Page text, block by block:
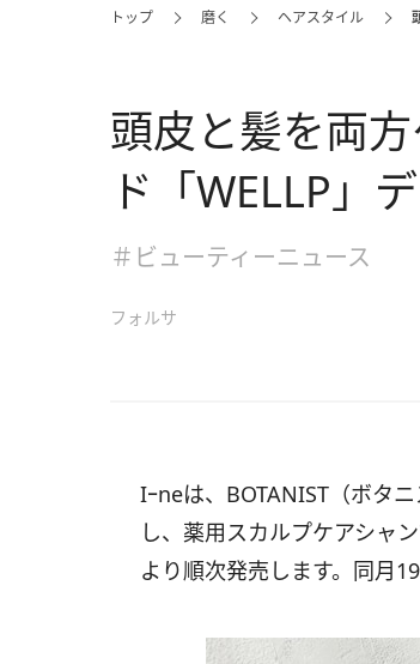
トップ 磨く ヘアスタイル
頭皮と髪を両
ド「WELLP」
＃ビューティーニュース
フォルサ
Iｰneは、BOTANIST（ボタ
し、薬用スカルプケアシャ
より順次発売します。同月